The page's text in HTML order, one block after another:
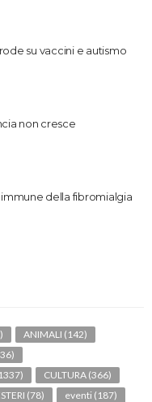
su vaccini e autismo
non cresce
della fibromialgia
ANIMALI (142)
CULTURA (366)
(78) eventi (187)